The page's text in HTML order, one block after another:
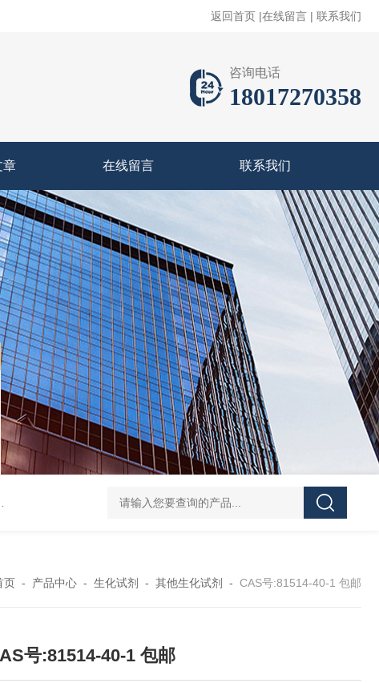
返回首页 |在线留言 | 联系我们
咨询电话
18017270358
章 在线留言 联系我们
81-08-32-磺基苯甲酸酐 4441-12-7三(4-吗啉基)氧化膦
页 - 产品中心 - 生化试剂 - 其他生化试剂 - CAS号:81514-40-1 包邮
号:81514-40-1 包邮